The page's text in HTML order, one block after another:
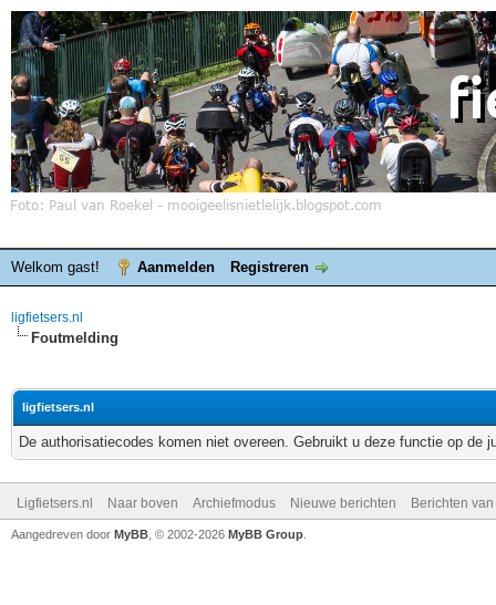
Welkom gast! Aanmelden Registreren
ligfietsers.nl
Foutmelding
ligfietsers.nl
De authorisatiecodes komen niet overeen. Gebruikt u deze functie op de
Ligfietsers.nl Naar boven Archiefmodus Nieuwe berichten Berichten
Aangedreven door MyBB , © 2002-2026 MyBB Group